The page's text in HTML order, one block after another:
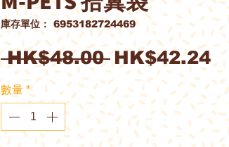
庫存單位： 6953182724469
HK$48.00 一
般
價
格
HK$42.24促
銷
價
格
數量 *